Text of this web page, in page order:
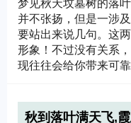
并不张扬，但是一涉
要站出来说几句。这
形象！不过没有关系
现往往会给你带来可
秋到落叶满天飞,